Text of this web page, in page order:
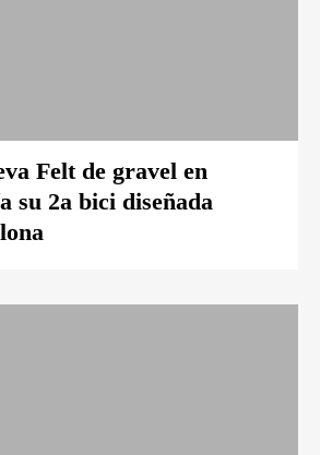
Felt de gravel en
su 2a bici diseñada